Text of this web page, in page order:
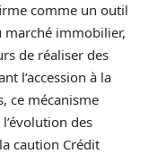
comme un outil
immobilier,
de réaliser des
l’accession à la
ce mécanisme
des
caution Crédit